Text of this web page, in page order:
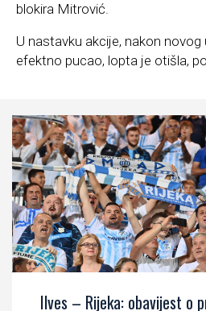
blokira Mitrović.
U nastavku akcije, nakon novog
efektno pucao, lopta je otišla,
Ilves – Rijeka: obavijest o